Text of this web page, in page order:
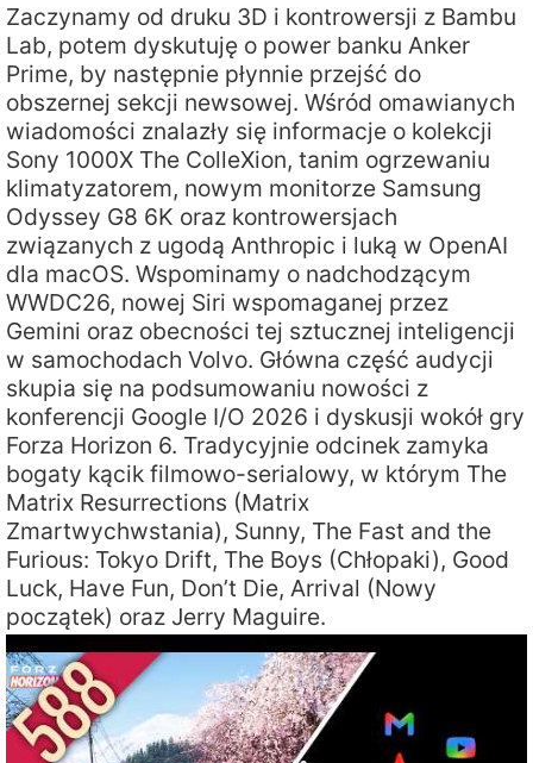
Zaczynamy od druku 3D i kontrowersji z Bambu
Lab, potem dyskutuję o power banku Anker
Prime, by następnie płynnie przejść do
obszernej sekcji newsowej. Wśród omawianych
wiadomości znalazły się informacje o kolekcji
Sony 1000X The ColleXion, tanim ogrzewaniu
klimatyzatorem, nowym monitorze Samsung
Odyssey G8 6K oraz kontrowersjach
związanych z ugodą Anthropic i luką w OpenAI
dla macOS. Wspominamy o nadchodzącym
WWDC26, nowej Siri wspomaganej przez
Gemini oraz obecności tej sztucznej inteligencji
w samochodach Volvo. Główna część audycji
skupia się na podsumowaniu nowości z
konferencji Google I/O 2026 i dyskusji wokół gry
Forza Horizon 6. Tradycyjnie odcinek zamyka
bogaty kącik filmowo-serialowy, w którym The
Matrix Resurrections (Matrix
Zmartwychwstania), Sunny, The Fast and the
Furious: Tokyo Drift, The Boys (Chłopaki), Good
Luck, Have Fun, Don’t Die, Arrival (Nowy
początek) oraz Jerry Maguire.